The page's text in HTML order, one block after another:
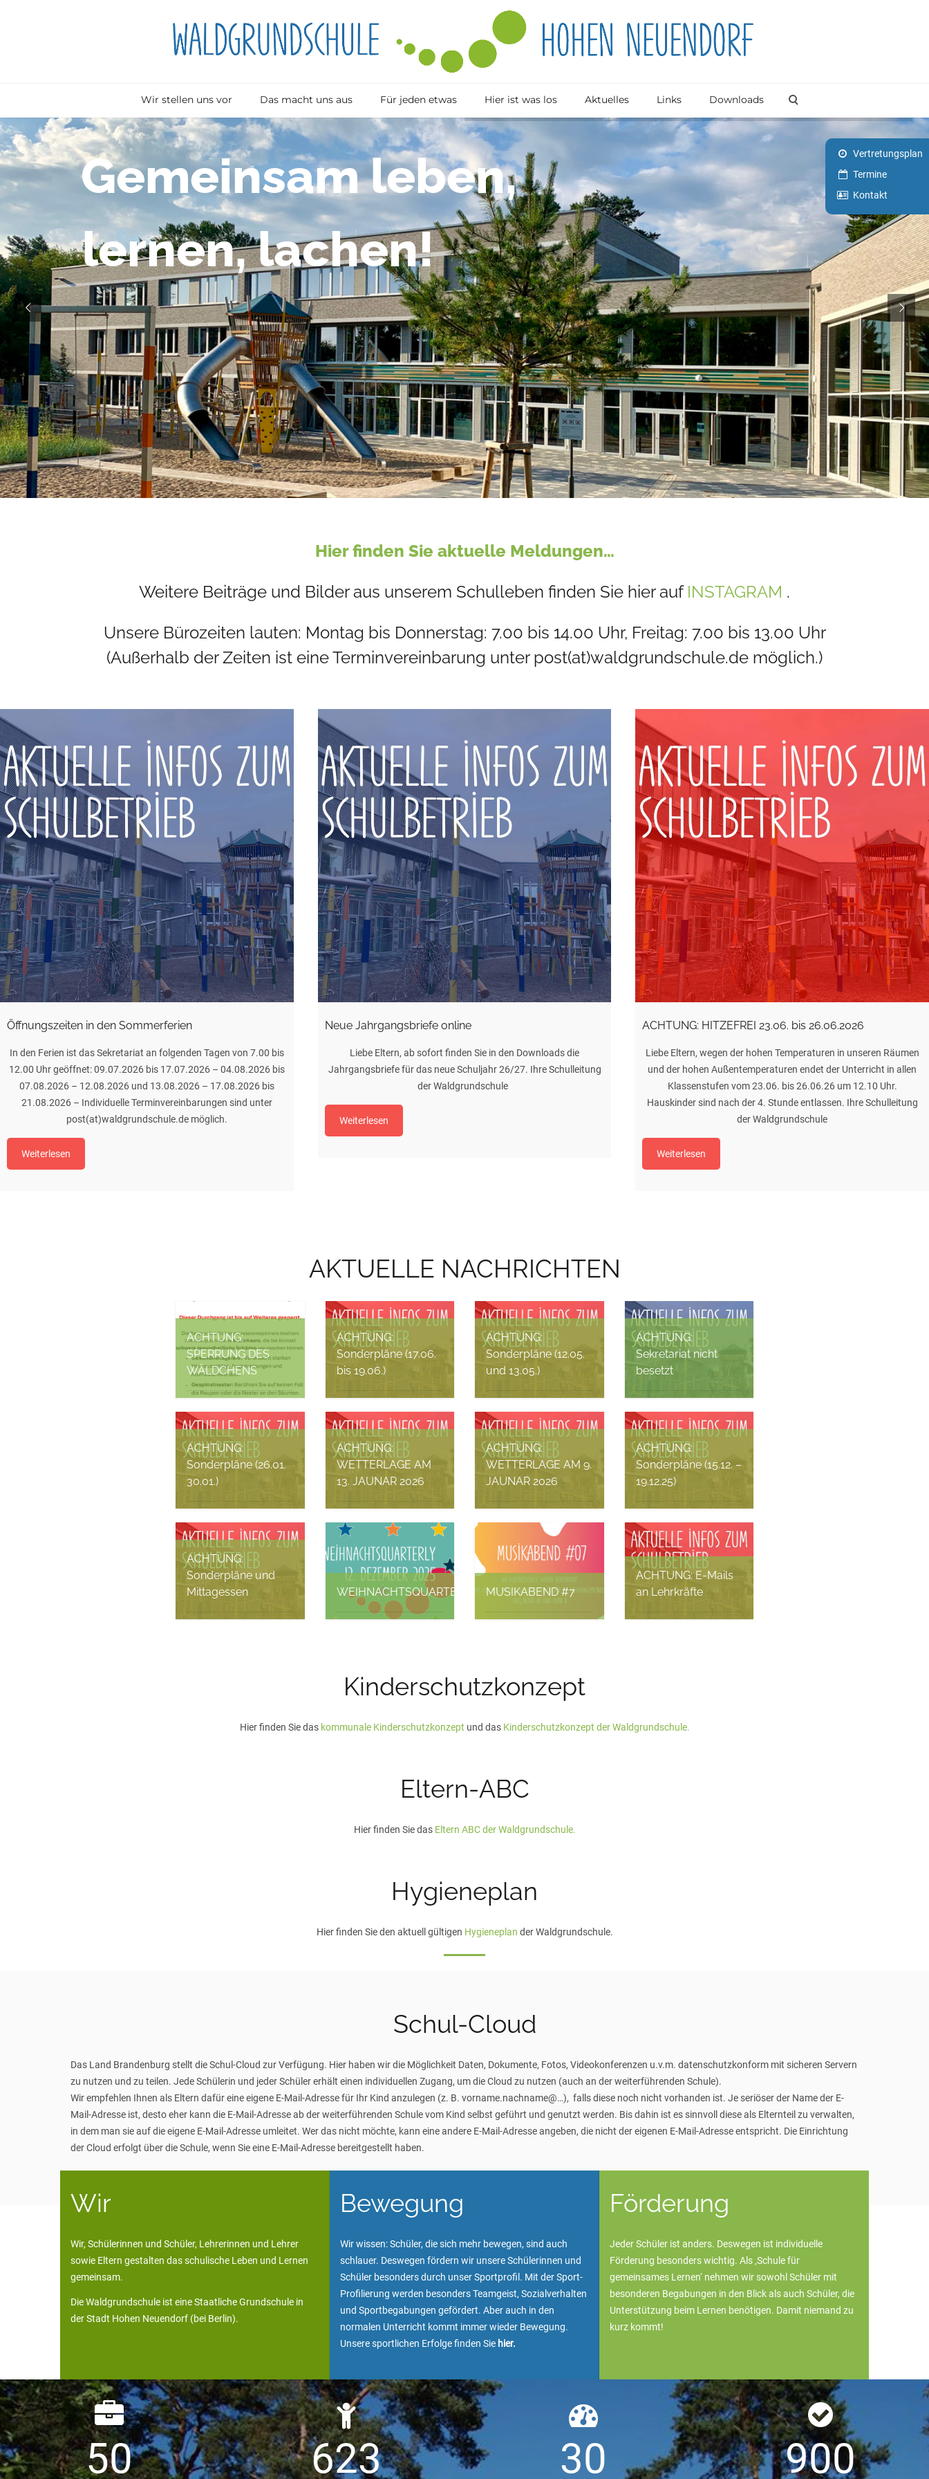
Wir stellen uns vor Das macht uns aus Für jeden etwas Hier ist was los Aktuelles Links Downloads
Gemeinsamleben,
lernen,lachen!
Hier finden Sie aktuelle Meldungen…
Weitere Beiträge und Bilder aus unserem Schulleben finden Sie hier auf INSTAGRAM .
Unsere Bürozeiten lauten: Montag bis Donnerstag: 7.00 bis 14.00 Uhr, Freitag: 7.00 bis 13.00 Uhr
(Außerhalb der Zeiten ist eine Terminvereinbarung unter post(at)waldgrundschule.de möglich.)
Öffnungszeiten in den Sommerferien
In den Ferien ist das Sekretariat an folgenden Tagen von 7.00 bis
12.00 Uhr geöffnet: 09.07.2026 bis 17.07.2026 – 04.08.2026 bis
07.08.2026 – 12.08.2026 und 13.08.2026 – 17.08.2026 bis
21.08.2026 – Individuelle Terminvereinbarungen sind unter
post(at)waldgrundschule.de möglich.
Weiterlesen
Neue Jahrgangsbriefe online
Liebe Eltern, ab sofort finden Sie in den Downloads die
Jahrgangsbriefe für das neue Schuljahr 26/27. Ihre Schulleitung
der Waldgrundschule
Weiterlesen
ACHTUNG: HITZEFREI 23.06. bis 26.06.2026
Liebe Eltern, wegen der hohen Temperaturen in unseren Räumen
und der hohen Außentemperaturen endet der Unterricht in allen
Klassenstufen vom 23.06. bis 26.06.26 um 12.10 Uhr.
Hauskinder sind nach der 4. Stunde entlassen. Ihre Schulleitung
der Waldgrundschule
Weiterlesen
AKTUELLE NACHRICHTEN
ACHTUNG:
SPERRUNG DES
WÄLDCHENS
Juni 2026
ACHTUNG:
Sonderpläne (17.06.
bis 19.06.)
Juni 2026
ACHTUNG:
Sonderpläne (12.05.
und 13.05.)
Mai 2026
ACHTUNG:
Sekretariat nicht
besetzt
Januar 2026
ACHTUNG:
Sonderpläne (26.01.
30.01.)
Januar 2026
ACHTUNG:
WETTERLAGE AM
13. JAUNAR 2026
Januar 2026
ACHTUNG:
WETTERLAGE AM 9.
JAUNAR 2026
Januar 2026
ACHTUNG:
Sonderpläne (15.12. –
19.12.25)
Dezember 2025
ACHTUNG:
Sonderpläne und
Mittagessen
WEIHNACHTSQUARTERLY MUSIKABEND #7
ACHTUNG: E-Mails
an Lehrkräfte
Kinderschutzkonzept
Hier finden Sie das kommunale Kinderschutzkonzept und das Kinderschutzkonzept der Waldgrundschule.
Eltern-ABC
Hier finden Sie das Eltern ABC der Waldgrundschule.
Hygieneplan
Hier finden Sie den aktuell gültigen Hygieneplan der Waldgrundschule.
Schul-Cloud
Das Land Brandenburg stellt die Schul-Cloud zur Verfügung. Hier haben wir die Möglichkeit Daten, Dokumente, Fotos, Videokonferenzen u.v.m. datenschutzkonform mit sicheren Servern
zu nutzen und zu teilen. Jede Schülerin und jeder Schüler erhält einen individuellen Zugang, um die Cloud zu nutzen (auch an der weiterführenden Schule).
Wir empfehlen Ihnen als Eltern dafür eine eigene E-Mail-Adresse für Ihr Kind anzulegen (z. B. vorname.nachname@…), falls diese noch nicht vorhanden ist. Je seriöser der Name der E-
Mail-Adresse ist, desto eher kann die E-Mail-Adresse ab der weiterführenden Schule vom Kind selbst geführt und genutzt werden. Bis dahin ist es sinnvoll diese als Elternteil zu verwalten,
in dem man sie auf die eigene E-Mail-Adresse umleitet. Wer das nicht möchte, kann eine andere E-Mail-Adresse angeben, die nicht der eigenen E-Mail-Adresse entspricht. Die Einrichtung
der Cloud erfolgt über die Schule, wenn Sie eine E-Mail-Adresse bereitgestellt haben.
Wir
Wir, Schülerinnen und Schüler, Lehrerinnen und Lehrer
sowie Eltern gestalten das schulische Leben und Lernen
gemeinsam.
Die Waldgrundschule ist eine Staatliche Grundschule in
der Stadt Hohen Neuendorf (bei Berlin).
Bewegung
Wir wissen: Schüler, die sich mehr bewegen, sind auch
schlauer. Deswegen fördern wir unsere Schülerinnen und
Schüler besonders durch unser Sportprofil. Mit der Sport-
Profilierung werden besonders Teamgeist, Sozialverhalten
und Sportbegabungen gefördert. Aber auch in den
normalen Unterricht kommt immer wieder Bewegung.
Unsere sportlichen Erfolge finden Sie hier.
Förderung
Jeder Schüler ist anders. Deswegen ist individuelle
Förderung besonders wichtig. Als ‚Schule für
gemeinsames Lernen‘ nehmen wir sowohl Schüler mit
besonderen Begabungen in den Blick als auch Schüler, die
Unterstützung beim Lernen benötigen. Damit niemand zu
kurz kommt!
50 623 30 900
Vertretungsplan
Termine
Kontakt